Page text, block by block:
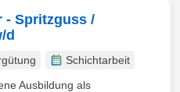
- Spritzguss /
d
Schichtarbeit
Ausbildung als